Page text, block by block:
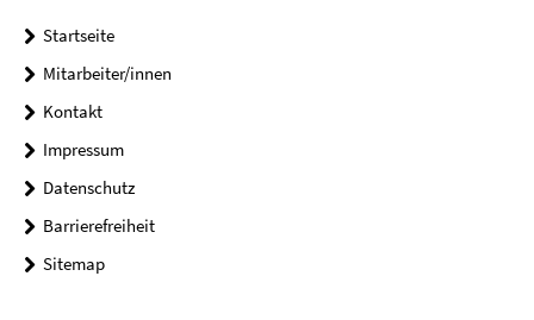
Startseite
Mitarbeiter/innen
Kontakt
Impressum
Datenschutz
Barrierefreiheit
Sitemap